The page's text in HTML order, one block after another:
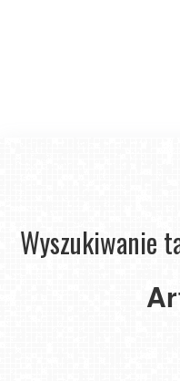
Wyszukiwanie